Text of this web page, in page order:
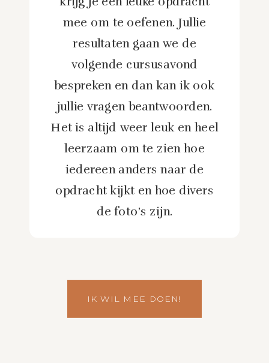
mee om te oefenen. Jullie
resultaten gaan we de
volgende cursusavond
bespreken en dan kan ik ook
jullie vragen beantwoorden.
Het is altijd weer leuk en heel
leerzaam om te zien hoe
iedereen anders naar de
opdracht kijkt en hoe divers
de foto’s zijn.
IK WIL MEE DOEN!